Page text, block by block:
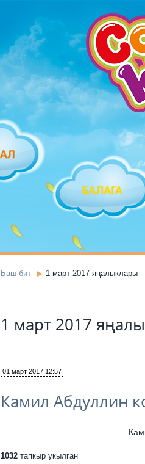
Баш бит 1 март 2017 яңалыклары
1 март 2017
01 март 2017 12:57
Камил Абдуллин
1032 тапкыр укылган